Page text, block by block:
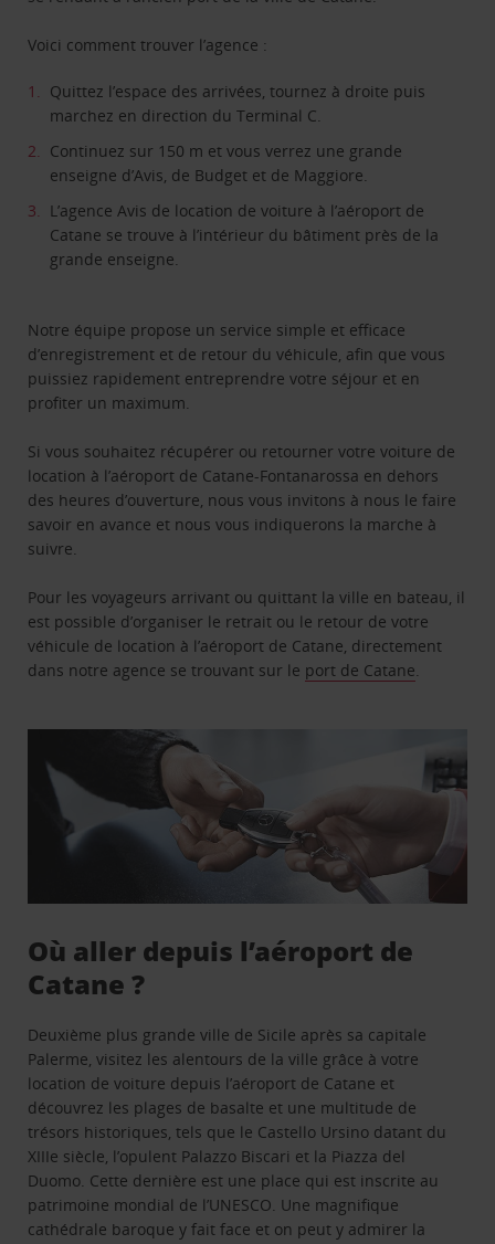
Voici comment trouver l’agence :
Quittez l’espace des arrivées, tournez à droite puis
marchez en direction du Terminal C.
Continuez sur 150 m et vous verrez une grande
enseigne d’Avis, de Budget et de Maggiore.
L’agence Avis de location de voiture à l’aéroport de
Catane se trouve à l’intérieur du bâtiment près de la
grande enseigne.
Notre équipe propose un service simple et efficace
d’enregistrement et de retour du véhicule, afin que vous
puissiez rapidement entreprendre votre séjour et en
profiter un maximum.
Si vous souhaitez récupérer ou retourner votre voiture de
location à l’aéroport de Catane-Fontanarossa en dehors
des heures d’ouverture, nous vous invitons à nous le faire
savoir en avance et nous vous indiquerons la marche à
suivre.
Pour les voyageurs arrivant ou quittant la ville en bateau, il
est possible d’organiser le retrait ou le retour de votre
véhicule de location à l’aéroport de Catane, directement
dans notre agence se trouvant sur le port de Catane
Où aller depuis l’aéroport de
Catane ?
Deuxième plus grande ville de Sicile après sa capitale
Palerme, visitez les alentours de la ville grâce à votre
location de voiture depuis l’aéroport de Catane et
découvrez les plages de basalte et une multitude de
trésors historiques, tels que le Castello Ursino datant du
XIIIe siècle, l’opulent Palazzo Biscari et la Piazza del
Duomo. Cette dernière est une place qui est inscrite au
patrimoine mondial de l’UNESCO. Une magnifique
cathédrale baroque y fait face et on peut y admirer la